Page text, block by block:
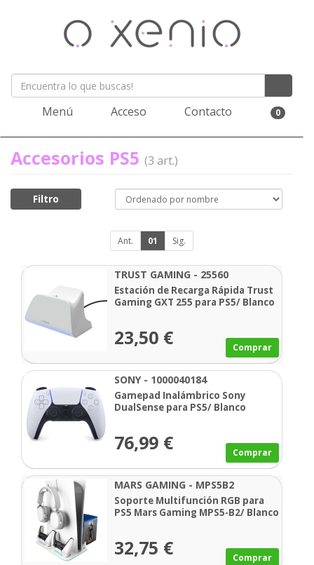
Menú Acceso Contacto 0
Accesorios PS5 (3 art.)
Filtro
Ant. 01 Sig.
TRUST GAMING - 25560
Estación de Recarga Rápida Trust
Gaming GXT 255 para PS5/ Blanco
23,50 € Comprar
SONY - 1000040184
Gamepad Inalámbrico Sony
DualSense para PS5/ Blanco
76,99 € Comprar
MARS GAMING - MPS5B2
Soporte Multifunción RGB para
PS5 Mars Gaming MPS5-B2/ Blanco
32,75 € Comprar